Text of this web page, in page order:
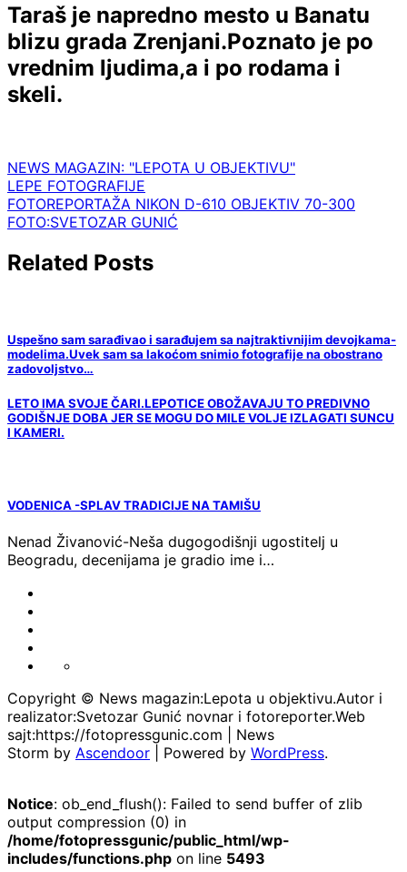
Taraš je napredno mesto u Banatu
blizu grada Zrenjani.Poznato je po
vrednim ljudima,a i po rodama i
skeli.
NEWS MAGAZIN: "LEPOTA U OBJEKTIVU"
Navigacija
članaka
LEPE FOTOGRAFIJE
FOTOREPORTAŽA NIKON D-610 OBJEKTIV 70-300
FOTO:SVETOZAR GUNIĆ
Related Posts
Uspešno sam sarađivao i sarađujem sa najtraktivnijim devojkama-
modelima.Uvek sam sa lakoćom snimio fotografije na obostrano
zadovoljstvo…
LETO IMA SVOJE ČARI.LEPOTICE OBOŽAVAJU TO PREDIVNO
GODIŠNJE DOBA JER SE MOGU DO MILE VOLJE IZLAGATI SUNCU
I KAMERI.
VODENICA -SPLAV TRADICIJE NA TAMIŠU
Nenad Živanović-Neša dugogodišnji ugostitelj u
Beogradu, decenijama je gradio ime i…
Copyright © News magazin:Lepota u objektivu.Autor i
realizator:Svetozar Gunić novnar i fotoreporter.Web
sajt:https://fotopressgunic.com | News
Storm by Ascendoor | Powered by WordPress.
Notice: ob_end_flush(): Failed to send buffer of zlib
output compression (0) in
/home/fotopressgunic/public_html/wp-
includes/functions.php on line 5493